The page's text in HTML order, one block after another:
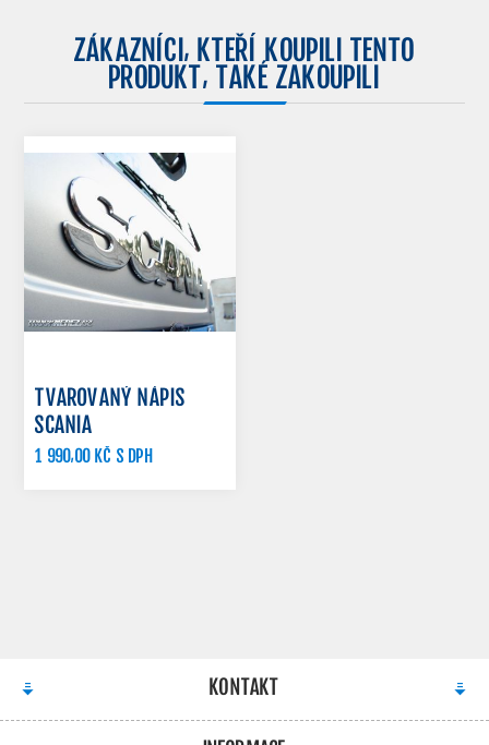
ZÁKAZNÍCI, KTEŘÍ KOUPILI TENTO
PRODUKT, TAKÉ ZAKOUPILI
TVAROVANÝ NÁPIS
SCANIA
1 990,00 KČ S DPH
KONTAKT